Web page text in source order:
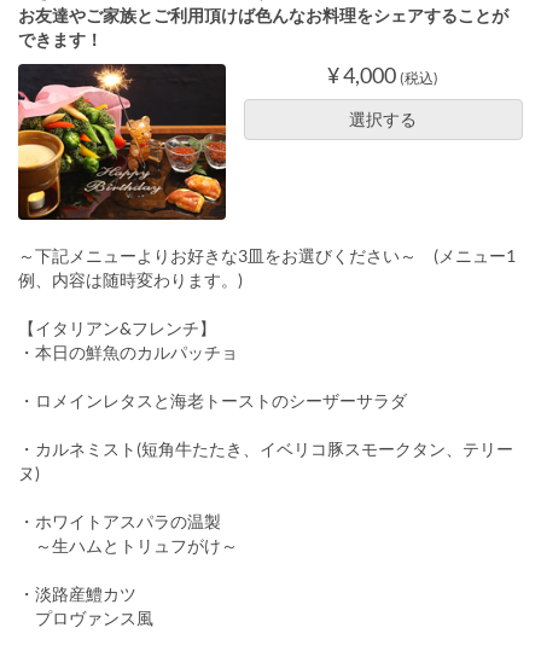
お友達やご家族とご利用頂けば色んなお料理をシェアすることが
できます！
¥ 4,000 (税込)
選択する
～下記メニューよりお好きな3皿をお選びください～ (メニュー1
例、内容は随時変わります。)
【イタリアン&フレンチ】
・本日の鮮魚のカルパッチョ
・ロメインレタスと海老トーストのシーザーサラダ
・カルネミスト(短角牛たたき、イベリコ豚スモークタン、テリー
ヌ)
・ホワイトアスパラの温製
～生ハムとトリュフがけ～
・淡路産鱧カツ
プロヴァンス風